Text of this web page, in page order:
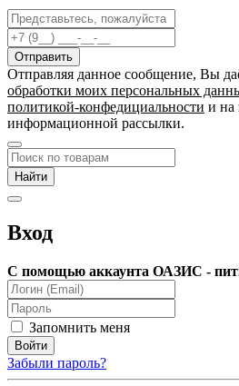
Отправляя данное сообщение, Вы
обработки моих персональных
политикой-конфедициальности и на
информационной рассылки.
Вход
С помощью аккаунта ОАЗИС -
Запомнить меня
Забыли пароль?